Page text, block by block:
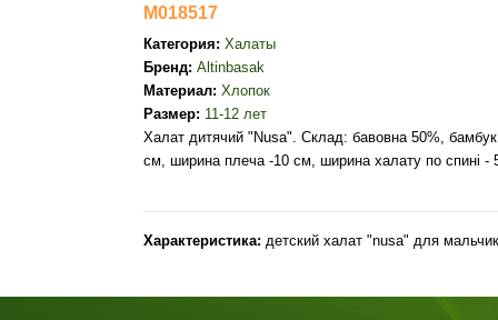
M018517
Категория: Халаты
Бренд: Altinbasak
Материал: Хлопок
Размер: 11-12 лет
Халат дитячий "Nusa". Склад: бавовна 50%,
см, ширина плеча -10 см, ширина халату по спині -
Характеристика: детский халат "nusa" для